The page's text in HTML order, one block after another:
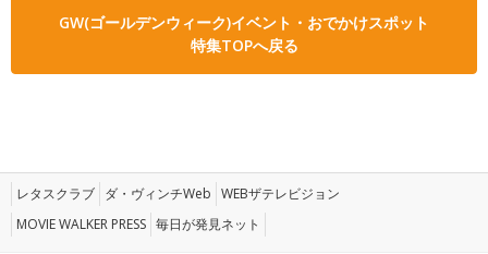
GW(ゴールデンウィーク)イベント・おでかけスポット
特集TOPへ戻る
レタスクラブ ダ・ヴィンチWeb WEBザテレビジョン
MOVIE WALKER PRESS 毎日が発見ネット